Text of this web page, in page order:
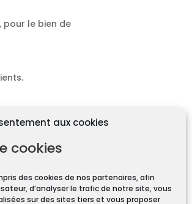
aux cookies
cookies
des cookies de nos partenaires, afin
d’analyser le trafic de notre site, vous
sur des sites tiers et vous proposer
pour le bien de